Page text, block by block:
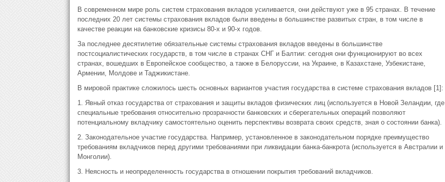
В современном мире роль систем страхования вкладов усиливается, они действуют уже в 95 странах. В течение
последних 20 лет системы страхования вкладов были введены в большинстве развитых стран, в том числе в
качестве реакции на банковские кризисы 80-х и 90-х годов.
За последнее десятилетие обязательные системы страхования вкладов введены в большинстве
постсоциалистических государств, в том числе в странах СНГ и Балтии: сегодня они функционируют во всех
странах, вошедших в Европейское сообщество, а также в Белоруссии, на Украине, в Казахстане, Узбекистане,
Армении, Молдове и Таджикистане.
В мировой практике сложилось шесть основных вариантов участия государства в системе страхования вкладов [1]:
1. Явный отказ государства от страхования и защиты вкладов физических лиц (используется в Новой Зеландии, где
специальные требования относительно прозрачности банковских и сберегательных операций позволяют
потенциальному вкладчику самостоятельно оценить перспективы возврата своих средств, зная о состоянии банка).
2. Законодательное участие государства. Например, установленное в законодательном порядке преимущество
требованиям вкладчиков перед другими требованиями при ликвидации банка-банкрота (используется в Австралии и
Монголии).
3. Неясность и неопределенность государства в отношении покрытия требований вкладчиков.